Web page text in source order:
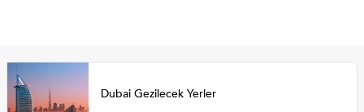
Dubai Gezilecek Yerler